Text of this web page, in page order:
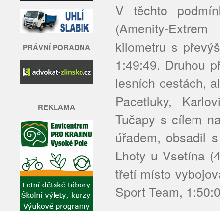
PRÁVNÍ PORADNA
REKLAMA
V těchto
(Amenity-
kilometru s
1:49:49. Druhou
lesních cestách,
Pacetluky,
Tučapy s cílem
úřadem, obsadil
Lhoty u Vsetína
třetí místo
Sport Team,